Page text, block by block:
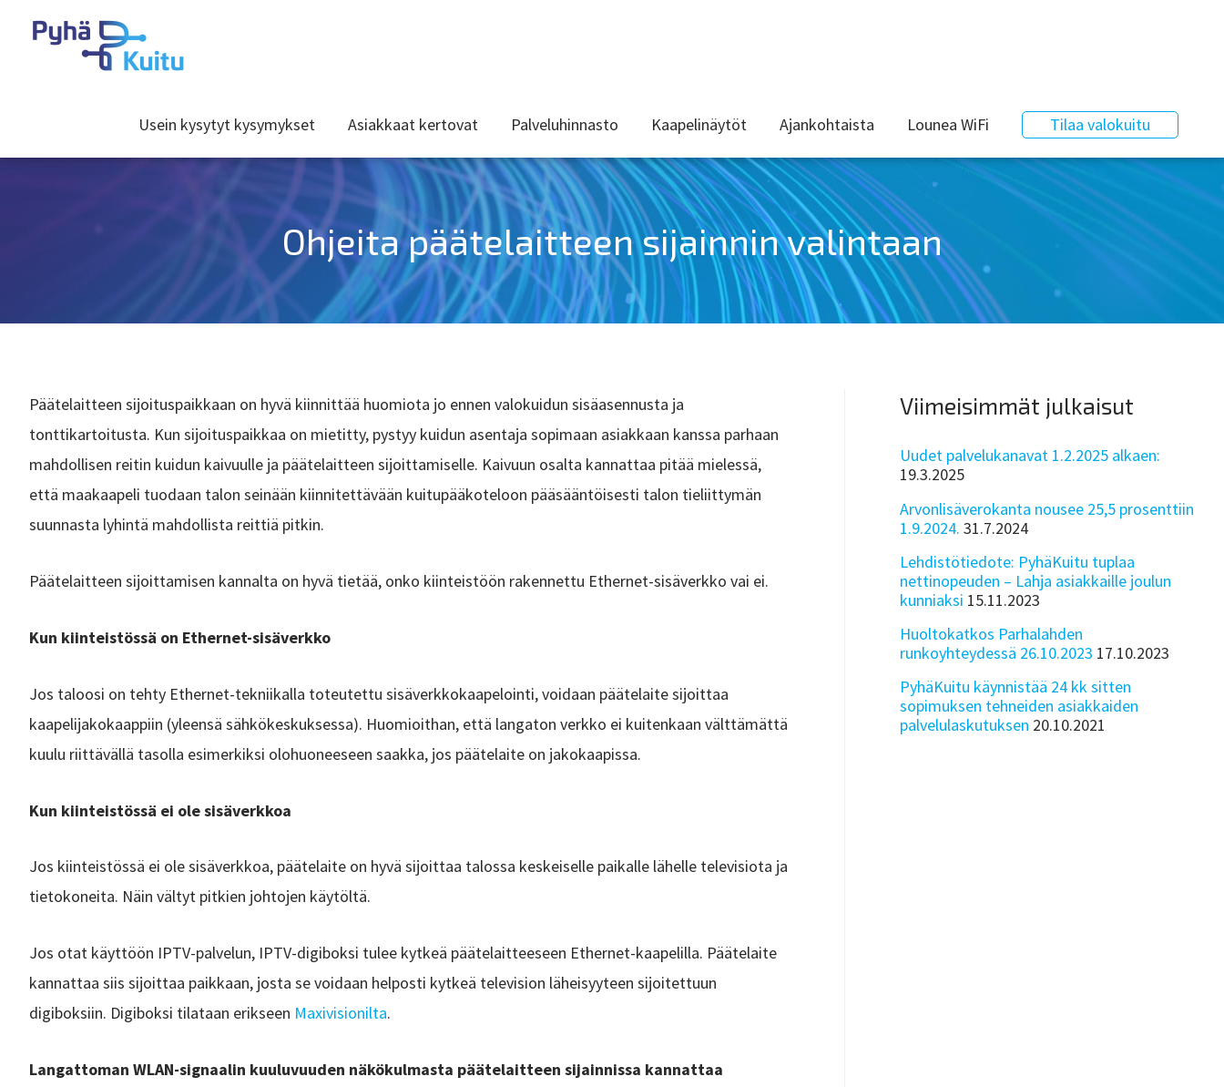
Usein kysytyt kysymykset Asiakkaat kertovat Palveluhinnasto Kaapelinäytöt Ajankohtaista Lounea WiFi Tilaa valokuitu
Ohjeita päätelaitteen sijainnin valintaan
Päätelaitteen sijoituspaikkaan on hyvä kiinnittää huomiota jo ennen valokuidun sisäasennusta ja
tonttikartoitusta. Kun sijoituspaikkaa on mietitty, pystyy kuidun asentaja sopimaan asiakkaan kanssa parhaan
mahdollisen reitin kuidun kaivuulle ja päätelaitteen sijoittamiselle. Kaivuun osalta kannattaa pitää mielessä,
että maakaapeli tuodaan talon seinään kiinnitettävään kuitupääkoteloon pääsääntöisesti talon tieliittymän
suunnasta lyhintä mahdollista reittiä pitkin.
Päätelaitteen sijoittamisen kannalta on hyvä tietää, onko kiinteistöön rakennettu Ethernet-sisäverkko vai ei.
Kun kiinteistössä on Ethernet-sisäverkko
Jos taloosi on tehty Ethernet-tekniikalla toteutettu sisäverkkokaapelointi, voidaan päätelaite sijoittaa
kaapelijakokaappiin (yleensä sähkökeskuksessa). Huomioithan, että langaton verkko ei kuitenkaan välttämättä
kuulu riittävällä tasolla esimerkiksi olohuoneeseen saakka, jos päätelaite on jakokaapissa.
Kun kiinteistössä ei ole sisäverkkoa
Jos kiinteistössä ei ole sisäverkkoa, päätelaite on hyvä sijoittaa talossa keskeiselle paikalle lähelle televisiota ja
tietokoneita. Näin vältyt pitkien johtojen käytöltä.
Jos otat käyttöön IPTV-palvelun, IPTV-digiboksi tulee kytkeä päätelaitteeseen Ethernet-kaapelilla. Päätelaite
kannattaa siis sijoittaa paikkaan, josta se voidaan helposti kytkeä television läheisyyteen sijoitettuun
digiboksiin. Digiboksi tilataan erikseen Maxivisionilta.
Langattoman WLAN-signaalin kuuluvuuden näkökulmasta päätelaitteen sijainnissa kannattaa
Viimeisimmät julkaisut
Uudet palvelukanavat 1.2.2025 alkaen:
19.3.2025
Arvonlisäverokanta nousee 25,5 prosenttiin
1.9.2024. 31.7.2024
Lehdistötiedote: PyhäKuitu tuplaa
nettinopeuden – Lahja asiakkaille joulun
kunniaksi 15.11.2023
Huoltokatkos Parhalahden
runkoyhteydessä 26.10.2023 17.10.2023
PyhäKuitu käynnistää 24 kk sitten
sopimuksen tehneiden asiakkaiden
palvelulaskutuksen 20.10.2021